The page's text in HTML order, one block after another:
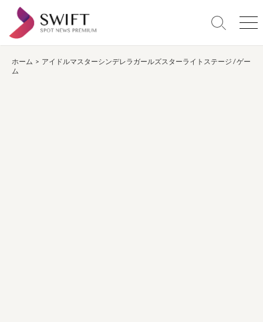
テ
検
り
メ
ー
ホーム > アイドルマスターシンデレラガールズスターライトステージ /ゲー
ム